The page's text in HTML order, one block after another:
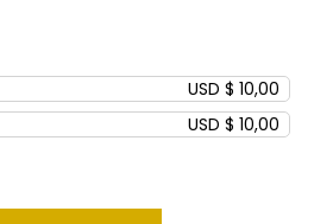
USD $ 10,00
USD $ 10,00